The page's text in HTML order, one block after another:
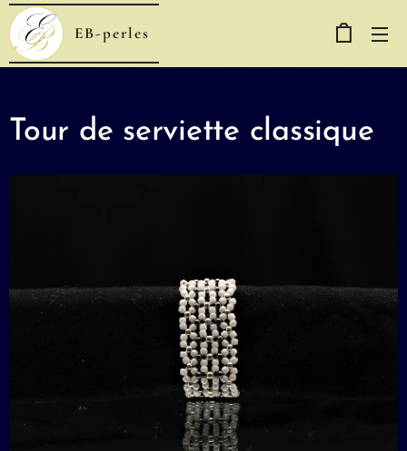
EB-perles
Tour de serviette classique